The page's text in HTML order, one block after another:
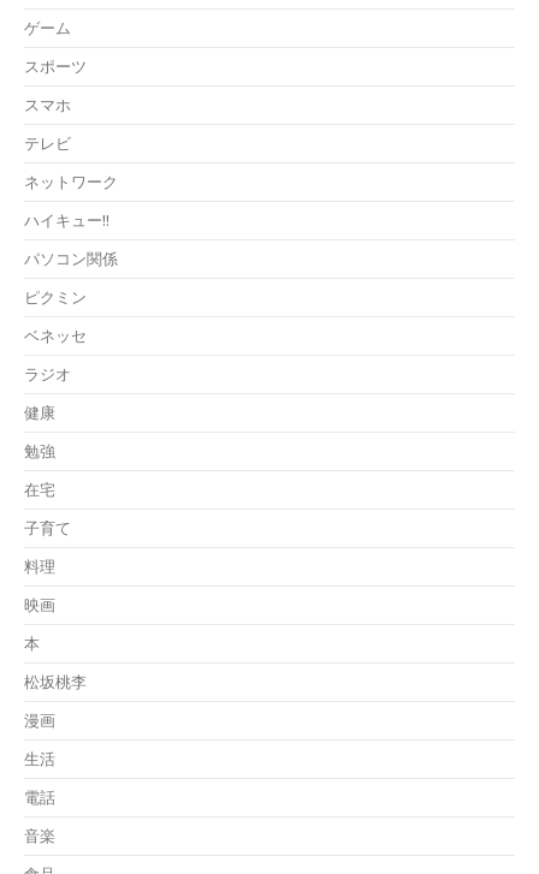
ゲーム
スポーツ
スマホ
テレビ
ネットワーク
ハイキュー!!
パソコン関係
ピクミン
ベネッセ
ラジオ
健康
勉強
在宅
子育て
料理
映画
本
松坂桃李
漫画
生活
電話
音楽